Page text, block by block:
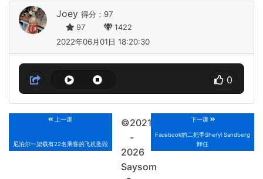
Joey 得分：97
97 1422
2022年06月01日 18:20:30
0
上一课
尼泊尔一架载有22名乘客的飞机坠毁
下一课
Facebook的二把手Sheryl Sandberg
卸任
©2021
-
2026
Saysom